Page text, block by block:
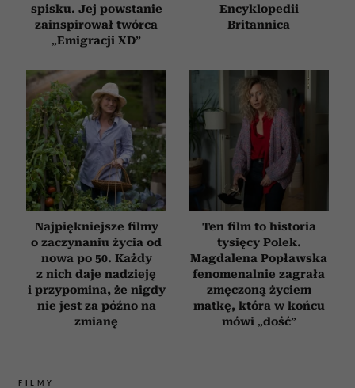
spisku. Jej powstanie
zainspirował twórca
„Emigracji XD”
Encyklopedii
Britannica
Najpiękniejsze filmy
o zaczynaniu życia od
nowa po 50. Każdy
z nich daje nadzieję
i przypomina, że nigdy
nie jest za późno na
zmianę
Ten film to historia
tysięcy Polek.
Magdalena Popławska
fenomenalnie zagrała
zmęczoną życiem
matkę, która w końcu
mówi „dość”
FILMY